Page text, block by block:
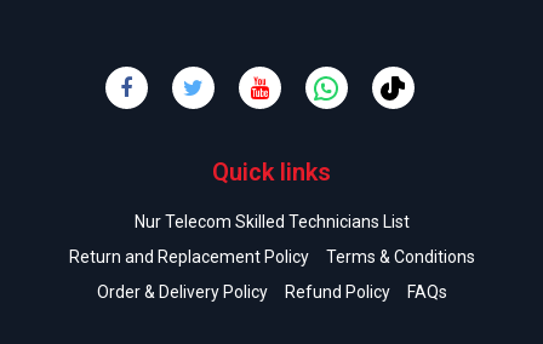
Quick links
Nur Telecom Skilled Technicians List
Return and Replacement Policy
Terms & Conditions
Order & Delivery Policy
Refund Policy FAQs